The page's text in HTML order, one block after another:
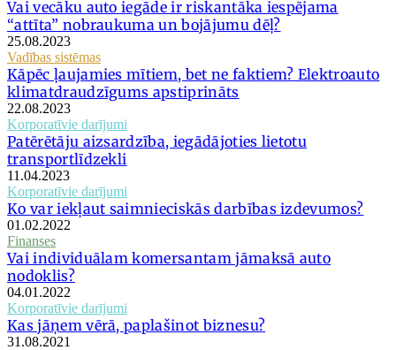
Vai vecāku auto iegāde ir riskantāka iespējama
“attīta” nobraukuma un bojājumu dēļ?
25.08.2023
Vadības sistēmas
Kāpēc ļaujamies mītiem, bet ne faktiem? Elektroauto
klimatdraudzīgums apstiprināts
22.08.2023
Korporatīvie darījumi
Patērētāju aizsardzība, iegādājoties lietotu
transportlīdzekli
11.04.2023
Korporatīvie darījumi
Ko var iekļaut saimnieciskās darbības izdevumos?
01.02.2022
Finanses
Vai individuālam komersantam jāmaksā auto
nodoklis?
04.01.2022
Korporatīvie darījumi
Kas jāņem vērā, paplašinot biznesu?
31.08.2021